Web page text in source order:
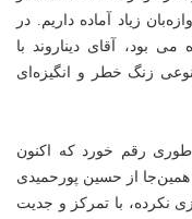
زیاد آماده داریم. در
بود، آقای دیناروند با
زنگ خطر و انگیزه‌ای
رقم خورد که اکنون
همین‌جا از حسین پورحمیدی
نکرده، با تمرکز و جدیت